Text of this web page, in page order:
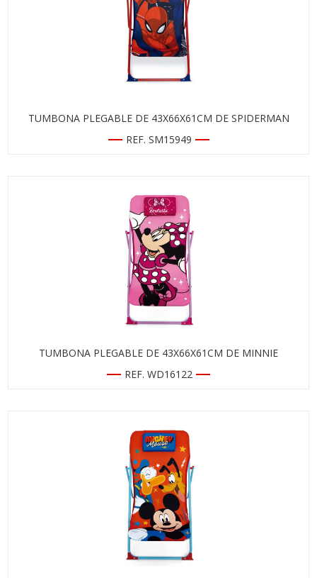
TUMBONA PLEGABLE DE 43X66X61CM DE SPIDERMAN
REF. SM15949
TUMBONA PLEGABLE DE 43X66X61CM DE MINNIE
REF. WD16122